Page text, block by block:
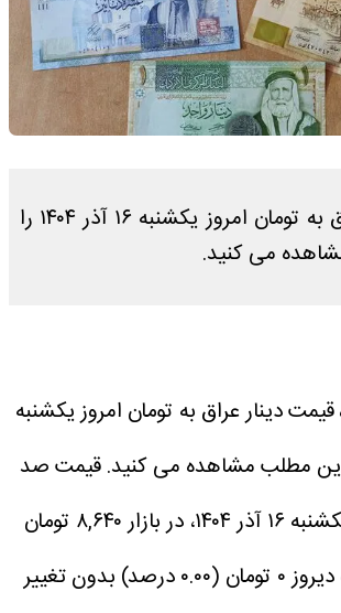
قیمت دینار عراق به تومان امروز یکشنبه ۱۶ آذر ۱۴۰۴ را
می کنید.
قیمت دینار عراق به تومان امروز یکشنبه
قیمت صد
دینار عراق امروز یکشنبه ۱۶ آذر ۱۴۰۴، در بازار ۸,۶۴۰ تومان
است که نسبت به دیروز ۰ تومان (۰.۰۰ درصد) بدون تغییر